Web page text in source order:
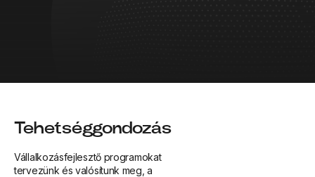
Tehetséggondozás
Vállalkozásfejlesztő programokat
tervezünk és valósítunk meg, a